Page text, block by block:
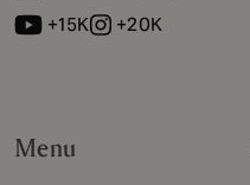
+15K
+20K
Menu